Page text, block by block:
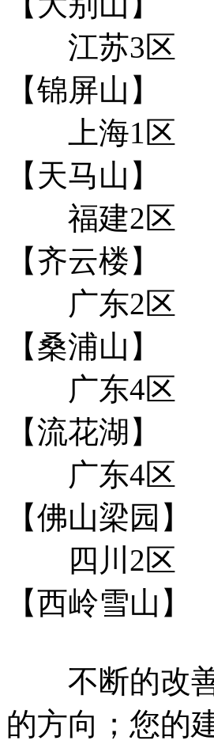
江苏3区
【锦屏山】
上海1区
【天马山】
福建2区
【齐云楼】
广东2区
【桑浦山】
广东4区
【流花湖】
广东4区
【佛山梁园】
四川2区
【西岭雪山】
不断的改善
的方向；您的